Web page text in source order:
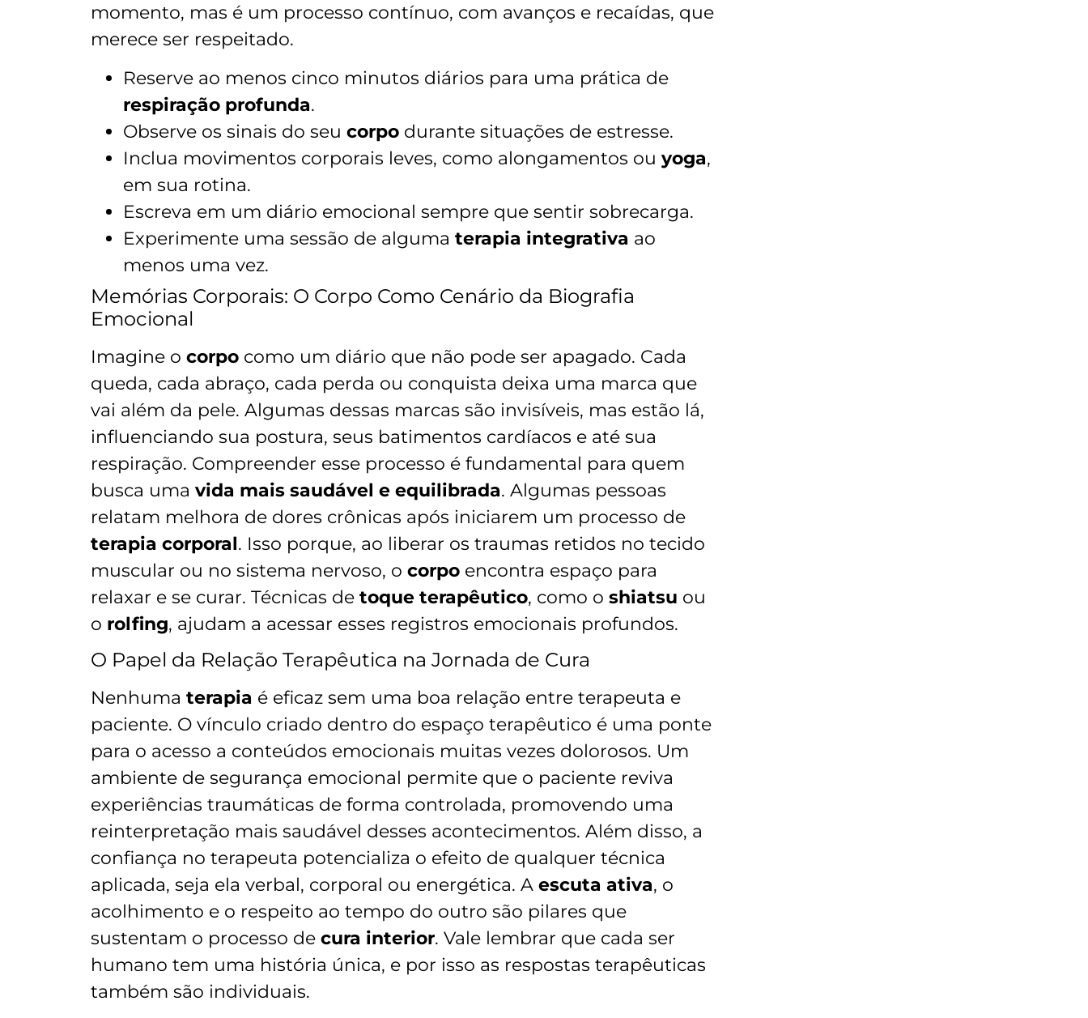
momento, mas é um processo contínuo, com avanços e recaídas, que
merece ser respeitado.
Reserve ao menos cinco minutos diários para uma prática de
respiração profunda.
Observe os sinais do seu corpo durante situações de estresse.
Inclua movimentos corporais leves, como alongamentos ou yoga,
em sua rotina.
Escreva em um diário emocional sempre que sentir sobrecarga.
Experimente uma sessão de alguma terapia integrativa ao
menos uma vez.
Memórias Corporais: O Corpo Como Cenário da Biografia
Emocional
Imagine o corpo como um diário que não pode ser apagado. Cada
queda, cada abraço, cada perda ou conquista deixa uma marca que
vai além da pele. Algumas dessas marcas são invisíveis, mas estão lá,
influenciando sua postura, seus batimentos cardíacos e até sua
respiração. Compreender esse processo é fundamental para quem
busca uma vida mais saudável e equilibrada. Algumas pessoas
relatam melhora de dores crônicas após iniciarem um processo de
terapia corporal. Isso porque, ao liberar os traumas retidos no tecido
muscular ou no sistema nervoso, o corpo encontra espaço para
relaxar e se curar. Técnicas de toque terapêutico, como o shiatsu ou
o rolfing, ajudam a acessar esses registros emocionais profundos.
O Papel da Relação Terapêutica na Jornada de Cura
Nenhuma terapia é eficaz sem uma boa relação entre terapeuta e
paciente. O vínculo criado dentro do espaço terapêutico é uma ponte
para o acesso a conteúdos emocionais muitas vezes dolorosos. Um
ambiente de segurança emocional permite que o paciente reviva
experiências traumáticas de forma controlada, promovendo uma
reinterpretação mais saudável desses acontecimentos. Além disso, a
confiança no terapeuta potencializa o efeito de qualquer técnica
aplicada, seja ela verbal, corporal ou energética. A escuta ativa, o
acolhimento e o respeito ao tempo do outro são pilares que
sustentam o processo de cura interior. Vale lembrar que cada ser
humano tem uma história única, e por isso as respostas terapêuticas
também são individuais.